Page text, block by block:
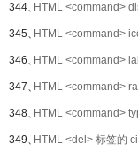
344、HTML <command>
345、HTML <command>
346、HTML <command>
347、HTML <command>
348、HTML <command>
349、HTML <del> 标签的